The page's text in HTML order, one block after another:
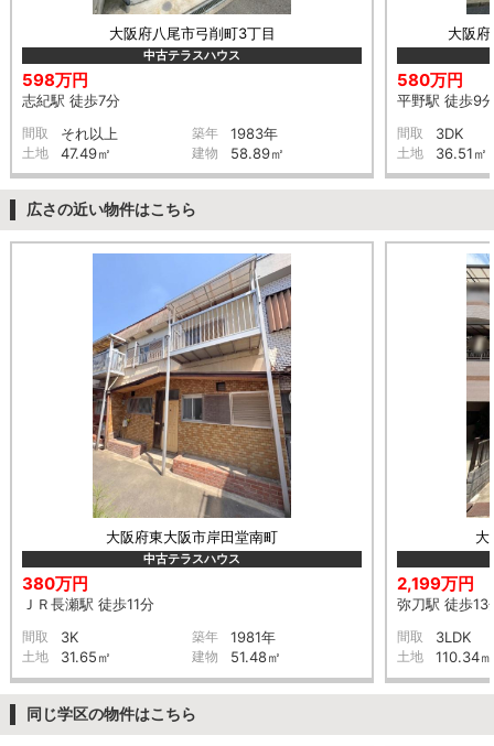
大阪府八尾市弓削町3丁目
中古テラスハウス
598万円
志紀駅 徒歩7分
間取 それ以上 築年 1983年
土地 47.49㎡ 建物 58.89㎡
大阪
580万円
平野駅 徒歩9
間取 3DK
土地 36.51㎡
広さの近い物件はこちら
大阪府東大阪市岸田堂南町
中古テラスハウス
380万円
ＪＲ長瀬駅 徒歩11分
間取 3K 築年 1981年
土地 31.65㎡ 建物 51.48㎡
大
2,199万円
弥刀駅 徒歩13
間取 3LDK
土地 110.34㎡
同じ学区の物件はこちら